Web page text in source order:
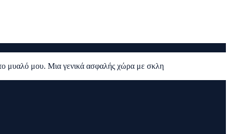
μυαλό μου. Μια γενικά ασφαλής χώρα με σκλη